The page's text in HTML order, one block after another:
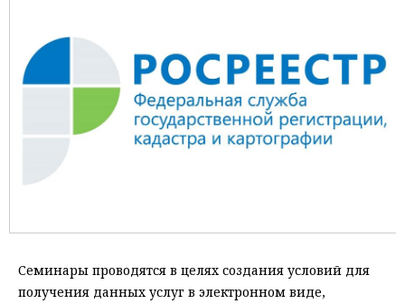
Семинары проводятся в целях создания условий для
получения данных услуг в электронном виде,